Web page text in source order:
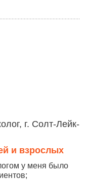
г. Солт-Лейк-
и взрослых
у меня было